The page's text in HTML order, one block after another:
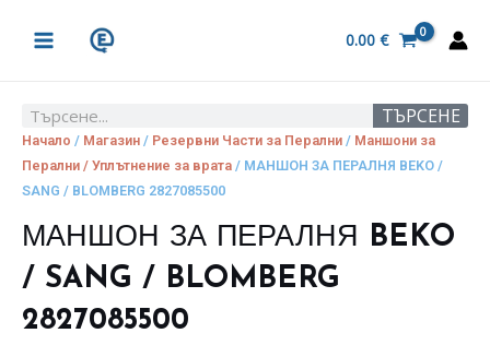
MENU
0.00 €
Search ТЪРСЕНЕ
Начало / Магазин / Резервни Части за Перални / Маншони за
Перални / Уплътнение за врата / МАНШОН ЗА ПЕРАЛНЯ BEKO /
SANG / BLOMBERG 2827085500
МАНШОН ЗА ПЕРАЛНЯ BEKO
/ SANG / BLOMBERG
2827085500